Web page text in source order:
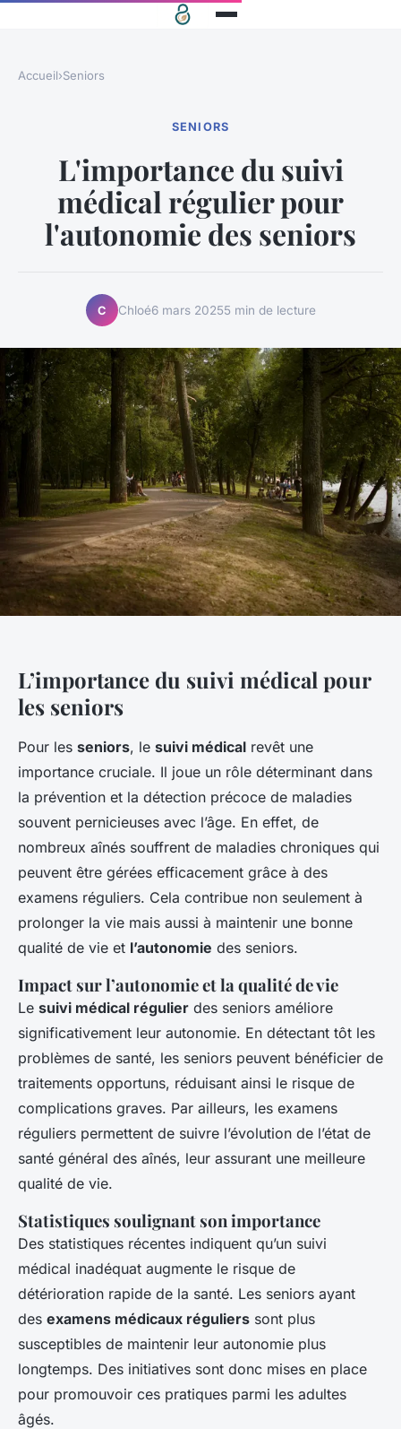
Accueil›Seniors
SENIORS
L'importance du suivi
médical régulier pour
l'autonomie des seniors
C Chloé6 mars 20255 min de lecture
L’importance du suivi médical pour
les seniors
Pour les seniors, le suivi médical revêt une
importance cruciale. Il joue un rôle déterminant dans
la prévention et la détection précoce de maladies
souvent pernicieuses avec l’âge. En effet, de
nombreux aînés souffrent de maladies chroniques qui
peuvent être gérées efficacement grâce à des
examens réguliers. Cela contribue non seulement à
prolonger la vie mais aussi à maintenir une bonne
qualité de vie et l’autonomie des seniors.
Impact sur l’autonomie et la qualité de vie
Le suivi médical régulier des seniors améliore
significativement leur autonomie. En détectant tôt les
problèmes de santé, les seniors peuvent bénéficier de
traitements opportuns, réduisant ainsi le risque de
complications graves. Par ailleurs, les examens
réguliers permettent de suivre l’évolution de l’état de
santé général des aînés, leur assurant une meilleure
qualité de vie.
Statistiques soulignant son importance
Des statistiques récentes indiquent qu’un suivi
médical inadéquat augmente le risque de
détérioration rapide de la santé. Les seniors ayant
des examens médicaux réguliers sont plus
susceptibles de maintenir leur autonomie plus
longtemps. Des initiatives sont donc mises en place
pour promouvoir ces pratiques parmi les adultes
âgés.